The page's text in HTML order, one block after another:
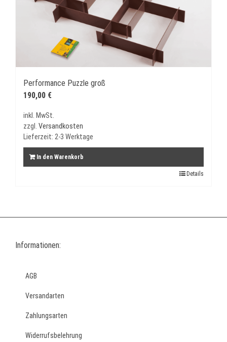
Performance Puzzle groß
190,00 €
inkl. MwSt.
zzgl. Versandkosten
Lieferzeit: 2-3 Werktage
In den Warenkorb
Details
Informationen:
AGB
Versandarten
Zahlungsarten
Widerrufsbelehrung